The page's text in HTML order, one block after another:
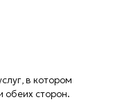
в котором
обеих сторон.